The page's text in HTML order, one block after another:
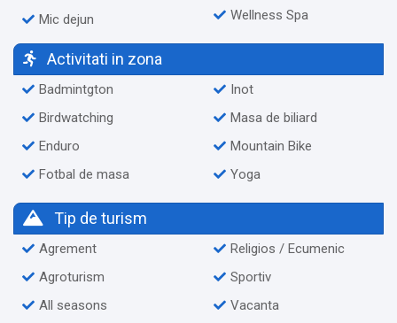
Mic dejun
Wellness Spa
Activitati in zona
Badmintgton
Birdwatching
Enduro
Fotbal de masa
Inot
Masa de biliard
Mountain Bike
Yoga
Tip de turism
Agrement
Agroturism
All seasons
Religios / Ecumenic
Sportiv
Vacanta